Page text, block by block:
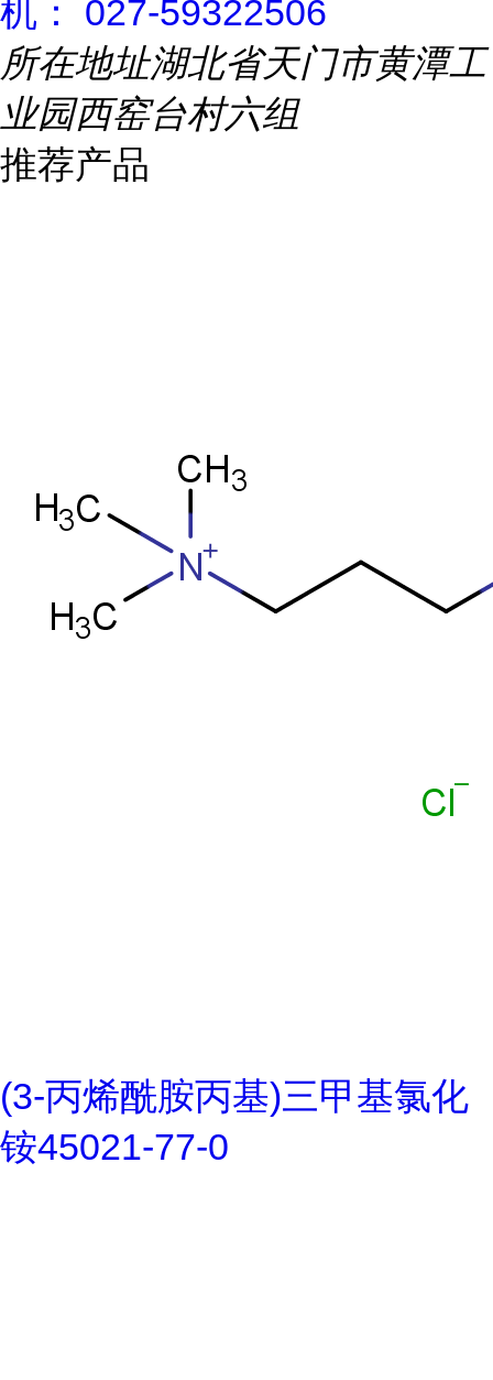
机： 027-59322506
所在地址湖北省天门市黄潭工
业园西窑台村六组
推荐产品
(3-丙烯酰胺丙基)三甲基氯化
铵45021-77-0